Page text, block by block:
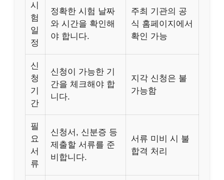
시
험
일
정
정확한 시험 날짜
와 시간을 확인해
야 합니다.
주최 기관의 공
식 홈페이지에서
확인 가능
신
청
기
간
신청이 가능한 기
간을 체크해야 합
니다.
지각 신청은 불
가능함
필
요
서
류
신청서, 신분증 등
제출할 서류를 준
비합니다.
서류 미비 시 불
합격 처리